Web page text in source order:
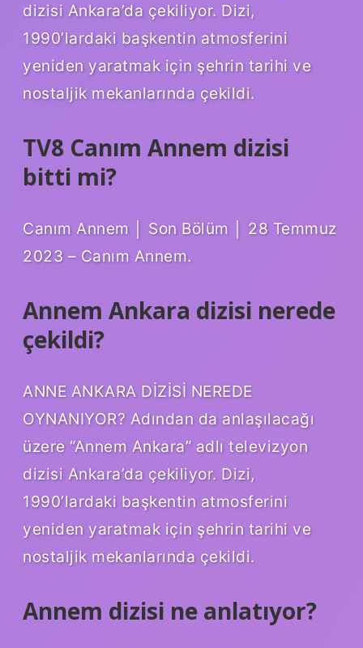
dizisi Ankara’da çekiliyor. Dizi,
1990’lardaki başkentin atmosferini
yeniden yaratmak için şehrin tarihi ve
nostaljik mekanlarında çekildi.
TV8 Canım Annem dizisi
bitti mi?
Canım Annem │ Son Bölüm │ 28 Temmuz
2023 – Canım Annem.
Annem Ankara dizisi nerede
çekildi?
ANNE ANKARA DİZİSİ NEREDE
OYNANIYOR? Adından da anlaşılacağı
üzere “Annem Ankara” adlı televizyon
dizisi Ankara’da çekiliyor. Dizi,
1990’lardaki başkentin atmosferini
yeniden yaratmak için şehrin tarihi ve
nostaljik mekanlarında çekildi.
Annem dizisi ne anlatıyor?